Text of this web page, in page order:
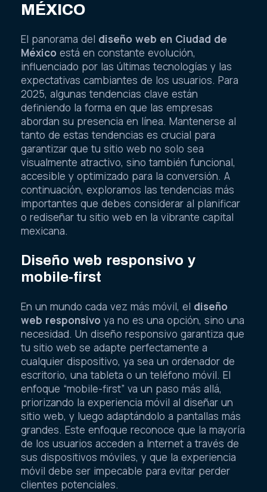
MÉXICO
El panorama del diseño web en Ciudad de
México está en constante evolución,
influenciado por las últimas tecnologías y las
expectativas cambiantes de los usuarios. Para
2025, algunas tendencias clave están
definiendo la forma en que las empresas
abordan su presencia en línea. Mantenerse al
tanto de estas tendencias es crucial para
garantizar que tu sitio web no solo sea
visualmente atractivo, sino también funcional,
accesible y optimizado para la conversión. A
continuación, exploramos las tendencias más
importantes que debes considerar al planificar
o rediseñar tu sitio web en la vibrante capital
mexicana.
Diseño web responsivo y
mobile-first
En un mundo cada vez más móvil, el diseño
web responsivo ya no es una opción, sino una
necesidad. Un diseño responsivo garantiza que
tu sitio web se adapte perfectamente a
cualquier dispositivo, ya sea un ordenador de
escritorio, una tableta o un teléfono móvil. El
enfoque “mobile-first” va un paso más allá,
priorizando la experiencia móvil al diseñar un
sitio web, y luego adaptándolo a pantallas más
grandes. Este enfoque reconoce que la mayoría
de los usuarios acceden a Internet a través de
sus dispositivos móviles, y que la experiencia
móvil debe ser impecable para evitar perder
clientes potenciales.